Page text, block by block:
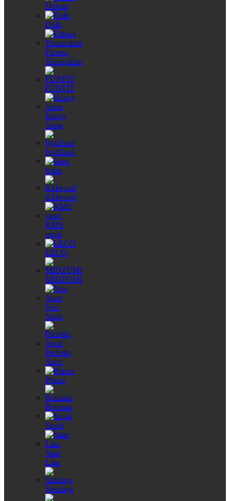
Doloni
Dolu
Fitness
Trampoline
FUNFIT
Happy
Jump
IgraGrad
Intex
Kidwood
KMS
sport
LECO
MIDZUMI
Neo
Sport
Perfetto
Sport
Pituso
Romana
Smile
Start
Line
Sundays